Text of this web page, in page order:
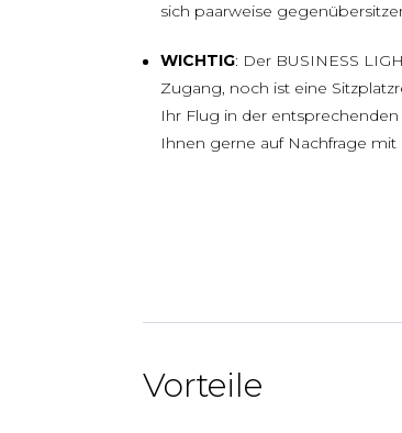
sich paarweise
WICHTIG: Der BUSINESS
Zugang, noch ist eine
Ihr Flug in der
Ihnen gerne auf Nachfrage mit
Vorteile